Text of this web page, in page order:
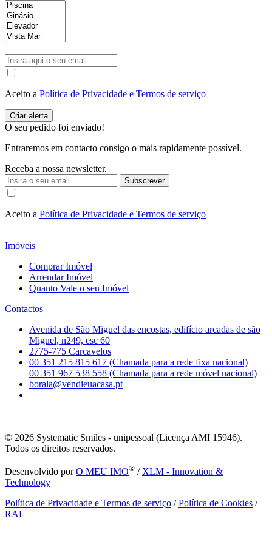
Aceito a Política de Privacidade e Termos de serviço
O seu pedido foi enviado!
Entraremos em contacto consigo o mais rapidamente possível.
Receba a nossa newsletter.
Subscrever
Aceito a Política de Privacidade e Termos de serviço
Imóveis
Comprar Imóvel
Arrendar Imóvel
Quanto Vale o seu Imóvel
Contactos
Avenida de São Miguel das encostas, edifício arcadas de são
Miguel, n249, esc 60
2775-775 Carcavelos
00 351 215 815 617 (Chamada para a rede fixa nacional)
00 351 967 538 558 (Chamada para a rede móvel nacional)
borala@vendieuacasa.pt
© 2026 Systematic Smiles - unipessoal (Licença AMI 15946).
Todos os direitos reservados.
Desenvolvido porO MEU IMO® / XLM - Innovation &
Technology
Política de Privacidade e Termos de serviço /Política de Cookies /
RAL